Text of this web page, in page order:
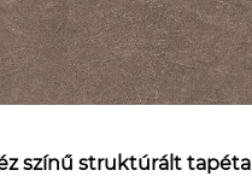
színű struktúrált tapéta